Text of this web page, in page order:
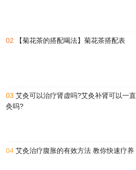
02 【菊花茶的搭配喝法】菊花茶搭配表
03 艾灸可以治疗肾虚吗?艾灸补肾可以一直
灸吗?
04 艾灸治疗腹胀的有效方法 教你快速疗养